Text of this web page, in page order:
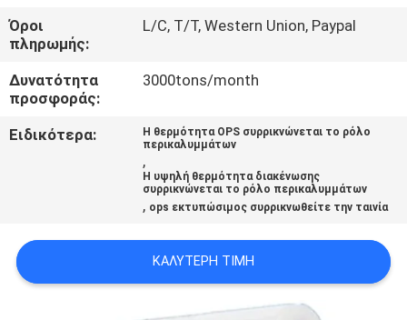
ΕΙΔΉΣΕΙΣ
ΖΗΤΉΣΤΕ
ΈΝΑ
ΑΠΌΣΠΑΣΜΑ
ΠΟΛΙΤΙΚΉ
Όροι
πληρωμής:
L/C, T/T, Western Union, Paypal
Δυνατότητα
προσφοράς:
3000tons/month
Ειδικότερα:
Η θερμότητα OPS συρρικνώνεται το ρόλο
περικαλυμμάτων
,
Η υψηλή θερμότητα διακένωσης
συρρικνώνεται το ρόλο περικαλυμμάτων
, ops εκτυπώσιμος συρρικνωθείτε την ταινία
ΚΑΛΎΤΕΡΗ ΤΙΜΉ